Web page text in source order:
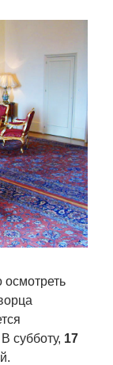
осмотреть
субботу, 17